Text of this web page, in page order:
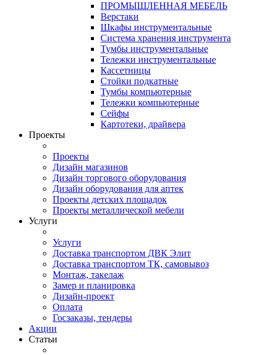
ПРОМЫШЛЕННАЯ МЕБЕЛЬ
Верстаки
Шкафы инструментальные
Система хранения инструмента
Тумбы инструментальные
Тележки инструментальные
Кассетницы
Стойки подкатные
Тумбы компьютерные
Тележки компьютерные
Сейфы
Картотеки, драйвера
Проекты
Проекты
Дизайн магазинов
Дизайн торгового оборудования
Дизайн оборудования для аптек
Проекты детских площадок
Проекты металлической мебели
Услуги
Услуги
Доставка транспортом ДВК Элит
Доставка транспортом ТК, самовывоз
Монтаж, такелаж
Замер и планировка
Дизайн-проект
Оплата
Госзаказы, тендеры
Акции
Статьи